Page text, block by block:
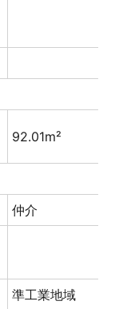
92.01m²
仲介
準工業地域